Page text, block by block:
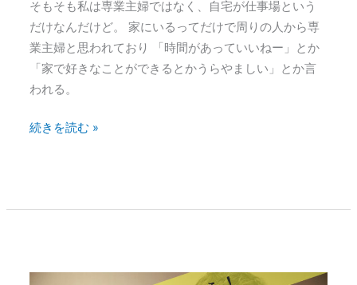
そもそも私は専業主婦ではなく、自宅が仕事場という
だけなんだけど。 家にいるってだけで周りの人から専
業主婦と思われており 「時間があっていいねー」とか
「家で好きなことができるとかうらやましい」とか言
われる。
け
な
い
で
ね
続きを読む »